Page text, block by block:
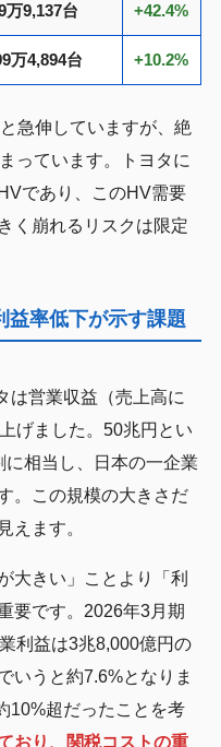
万9,137台 +42.4%
万4,894台 +10.2%
急伸していますが、絶
っています。トヨタに
であり、このHV需要
く崩れるリスクは限定
益率低下が示す課題
は営業収益（売上高に
げました。50兆円とい
相当し、日本の一企業
。この規模の大きさだ
えます。
大きい」ことより「利
要です。2026年3月期
利益は3兆8,000億円の
いうと約7.6%となりま
10%超だったことを考
おり、関税コストの重